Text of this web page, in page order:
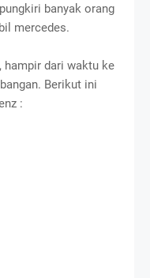
banyak orang
mercedes.
dari waktu ke
Berikut ini
: